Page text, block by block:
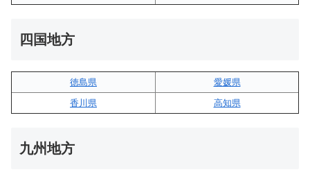
四国地方
徳島県
愛媛県
香川県
高知県
九州地方